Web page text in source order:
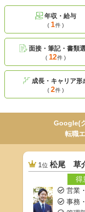
年収・給与
( 1件 )
面接・筆記・書類
( 12件 )
成長・キャリア形
(2件 )
Google(
転職
1位 松尾 草
得
営業
事務